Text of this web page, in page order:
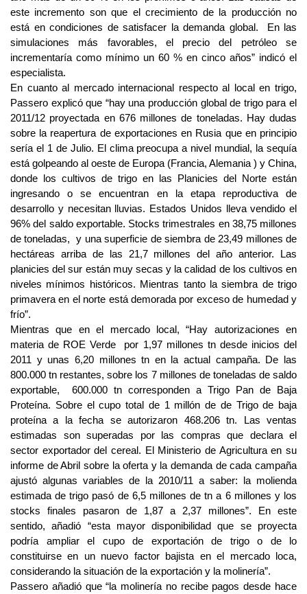
este incremento son que el crecimiento de la producción no
está en condiciones de satisfacer la demanda global. En las
simulaciones más favorables, el precio del petróleo se
incrementaría como mínimo un 60 % en cinco años” indicó el
especialista.
En cuanto al mercado internacional respecto al local en trigo,
Passero explicó que “hay una producción global de trigo para el
2011/12 proyectada en 676 millones de toneladas. Hay dudas
sobre la reapertura de exportaciones en Rusia que en principio
sería el 1 de Julio. El clima preocupa a nivel mundial, la sequía
está golpeando al oeste de Europa (Francia, Alemania ) y China,
donde los cultivos de trigo en las Planicies del Norte están
ingresando o se encuentran en la etapa reproductiva de
desarrollo y necesitan lluvias. Estados Unidos lleva vendido el
96% del saldo exportable. Stocks trimestrales en 38,75 millones
de toneladas, y una superficie de siembra de 23,49 millones de
hectáreas arriba de las 21,7 millones del año anterior. Las
planicies del sur están muy secas y la calidad de los cultivos en
niveles mínimos históricos. Mientras tanto la siembra de trigo
primavera en el norte está demorada por exceso de humedad y
frío”.
Mientras que en el mercado local, “Hay autorizaciones en
materia de ROE Verde por 1,97 millones tn desde inicios del
2011 y unas 6,20 millones tn en la actual campaña. De las
800.000 tn restantes, sobre los 7 millones de toneladas de saldo
exportable, 600.000 tn corresponden a Trigo Pan de Baja
Proteína. Sobre el cupo total de 1 millón de de Trigo de baja
proteína a la fecha se autorizaron 468.206 tn. Las ventas
estimadas son superadas por las compras que declara el
sector exportador del cereal. El Ministerio de Agricultura en su
informe de Abril sobre la oferta y la demanda de cada campaña
ajustó algunas variables de la 2010/11 a saber: la molienda
estimada de trigo pasó de 6,5 millones de tn a 6 millones y los
stocks finales pasaron de 1,87 a 2,37 millones”. En este
sentido, añadió “esta mayor disponibilidad que se proyecta
podría ampliar el cupo de exportación de trigo o de lo
constituirse en un nuevo factor bajista en el mercado loca,
considerando la situación de la exportación y la molinería”.
Passero añadió que “la molinería no recibe pagos desde hace